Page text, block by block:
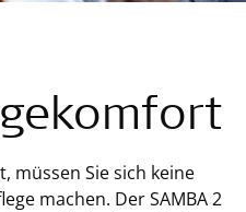
müssen Sie sich keine
machen. Der SAMBA 2